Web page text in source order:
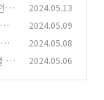
에
2024.05.13
2024.05.09
2024.05.08
스
2024.05.06